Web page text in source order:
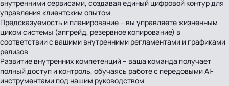
внутренними сервисами, создавая единый цифровой контур для
управления клиентским опытом
Предсказуемость и планирование – вы управляете жизненным
циком системы (апгрейд, резервное копирование) в
соответствии с вашими внутренними регламентами и графиками
релизов
Развитие внутренних компетенций – ваша команда получает
полный доступ и контроль, обучаясь работе с передовыми AI-
инструментами под нашим руководством